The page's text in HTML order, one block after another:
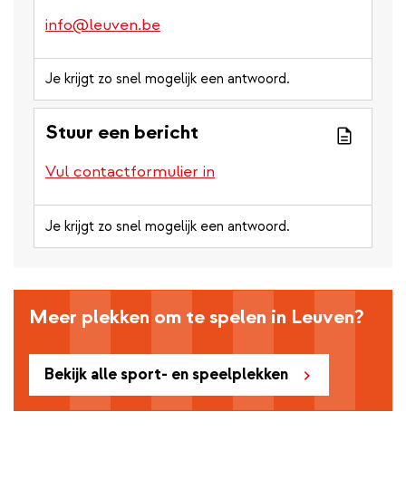
info@leuven.be
Je krijgt zo snel mogelijk een antwoord.
Stuur een bericht
Vul contactformulier in
Je krijgt zo snel mogelijk een antwoord.
Bekijk alle sport- en speelplekken
Meer plekken om te spelen in Leuven?